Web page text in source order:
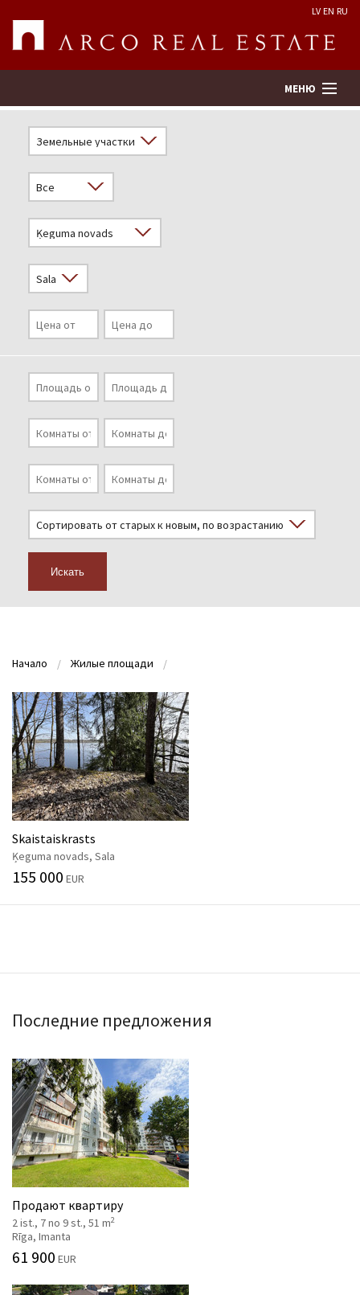
LV EN RU
МЕНЮ
Оценка недвижимости
Предприятие
Услуги
Kонтакты
Искать
Начало Жилые площади
Skaistaiskrasts
Ķeguma novads, Sala
155 000 EUR
Последние предложения
Продают квартиру
2 ist., 7 no 9 st., 51 m2
Rīga, Imanta
61 900 EUR